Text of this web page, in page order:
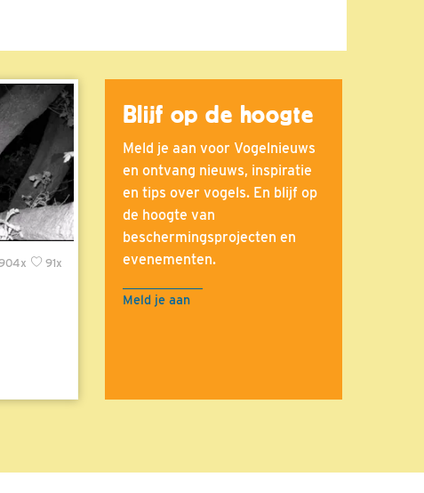
91x
Blijf op de hoogte
Meld je aan voor Vogelnieuws
en ontvang nieuws, inspiratie
en tips over vogels. En blijf op
de hoogte van
beschermingsprojecten en
evenementen.
Meld je aan